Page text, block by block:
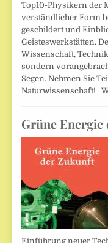
Top10-Physikern der
verständlicher Form
geschildert und
Geisteswerkstätten.
Wissenschaft,
sondern
Segen. Nehmen Sie
Naturwissenschaft!
Grüne
Einführung neuer